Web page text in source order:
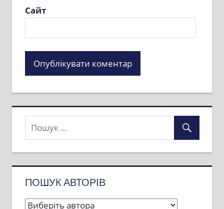
Сайт
ПОШУК АВТОРІВ